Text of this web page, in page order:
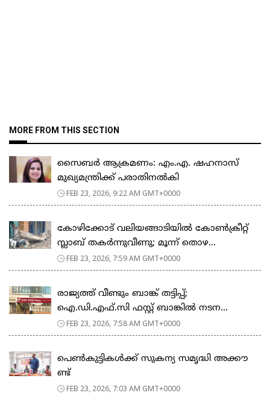
MORE FROM THIS SECTION
സൈബർ ആക്രമണം: എം.എ. ഷഹനാസ്
മുഖ്യമന്ത്രിക്ക് പരാതിനൽകി
FEB 23, 2026, 9:22 AM GMT+0000
കോഴിക്കോട് വലിയങ്ങാടിയിൽ കോൺക്രീറ്റ്
സ്ലാബ് തകർന്നുവീണു; മൂന്ന് തൊഴ...
FEB 23, 2026, 7:59 AM GMT+0000
രാജ്യത്ത് വീണ്ടും ബാങ്ക് തട്ടിപ്പ്;
ഐ.ഡി.എഫ്.സി ഫസ്റ്റ് ബാങ്കിൽ നടന...
FEB 23, 2026, 7:58 AM GMT+0000
പെ​ൺ​കു​ട്ടി​ക​ൾ​ക്ക് സു​ക​ന്യ സ​മൃ​ദ്ധി അ​ക്കൗ​
ണ്ട്
FEB 23, 2026, 7:03 AM GMT+0000